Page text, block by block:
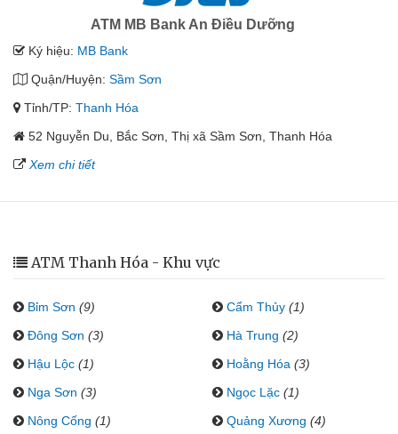
ATM MB Bank An Điều Dưỡng
Ký hiệu: MB Bank
Quận/Huyện: Sầm Sơn
Tỉnh/TP: Thanh Hóa
52 Nguyễn Du, Bắc Sơn, Thị xã Sầm Sơn, Thanh Hóa
Xem chi tiết
ATM Thanh Hóa - Khu vực
Bỉm Sơn (9) Cẩm Thủy (1)
Đông Sơn (3) Hà Trung (2)
Hậu Lộc (1) Hoằng Hóa (3)
Nga Sơn (3) Ngọc Lặc (1)
Nông Cống (1) Quảng Xương (4)